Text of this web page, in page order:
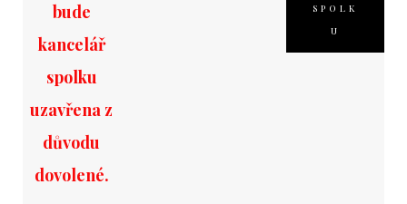
bude
kancelář
spolku
uzavřena z
důvodu
dovolené.
SPOLK
U